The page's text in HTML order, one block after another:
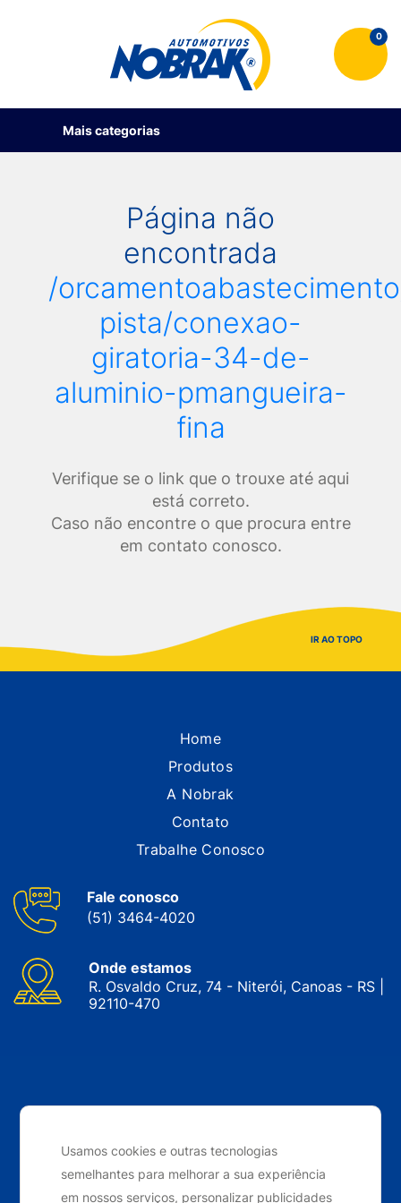
Usamos cookies e outras tecnologias
semelhantes para melhorar a sua experiência
em nossos serviços, personalizar publicidades
0
Mais categorias
Página não
encontrada
/
pista/conexao-
giratoria-34-de-
aluminio-pmangueira-
fina
Verifique se o link que o trouxe até aqui
está correto.
Caso não encontre o que procura entre
em contato conosco.
IR AO TOPO
Home
Produtos
A Nobrak
Contato
Trabalhe Conosco
Fale conosco
(51) 3464-4020
Onde estamos
R. Osvaldo Cruz, 74 - Niterói, Canoas - RS |
92110-470
reservados. 2024
Desenvolvido por Elo Ideias